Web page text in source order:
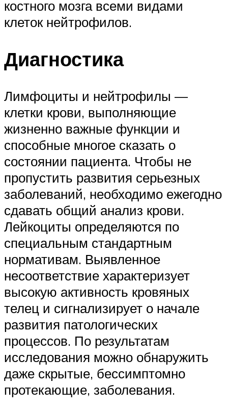
костного мозга всеми видами
клеток нейтрофилов.
Диагностика
Лимфоциты и нейтрофилы —
клетки крови, выполняющие
жизненно важные функции и
способные многое сказать о
состоянии пациента. Чтобы не
пропустить развития серьезных
заболеваний, необходимо ежегодно
сдавать общий анализ крови.
Лейкоциты определяются по
специальным стандартным
нормативам. Выявленное
несоответствие характеризует
высокую активность кровяных
телец и сигнализирует о начале
развития патологических
процессов. По результатам
исследования можно обнаружить
даже скрытые, бессимптомно
протекающие, заболевания.